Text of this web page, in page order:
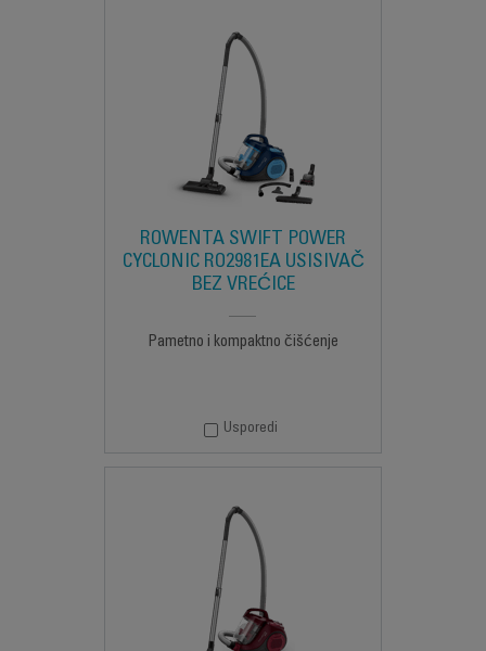
ROWENTA SWIFT POWER
CYCLONIC RO2981EA USISIVAČ
BEZ VREĆICE
Pametno i kompaktno čišćenje
Usporedi